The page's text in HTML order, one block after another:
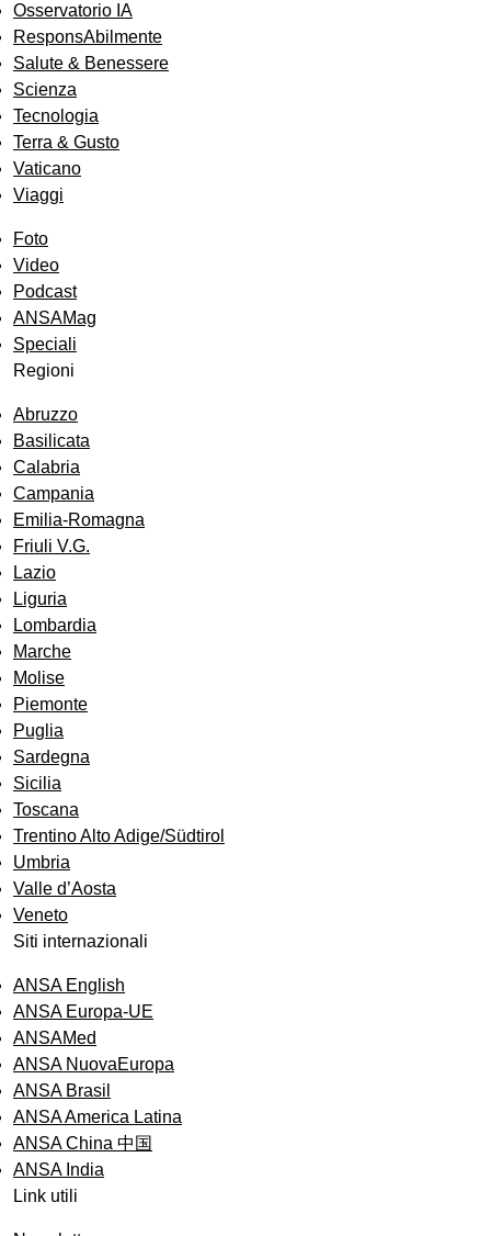
Osservatorio IA
ResponsAbilmente
Salute & Benessere
Scienza
Tecnologia
Terra & Gusto
Vaticano
Viaggi
Foto
Video
Podcast
ANSAMag
Speciali
Regioni
Abruzzo
Basilicata
Calabria
Campania
Emilia-Romagna
Friuli V.G.
Lazio
Liguria
Lombardia
Marche
Molise
Piemonte
Puglia
Sardegna
Sicilia
Toscana
Trentino Alto Adige/Südtirol
Umbria
Valle d’Aosta
Veneto
Siti internazionali
ANSA English
ANSA Europa-UE
ANSAMed
ANSA NuovaEuropa
ANSA Brasil
ANSA America Latina
ANSA China 中国
ANSA India
Link utili